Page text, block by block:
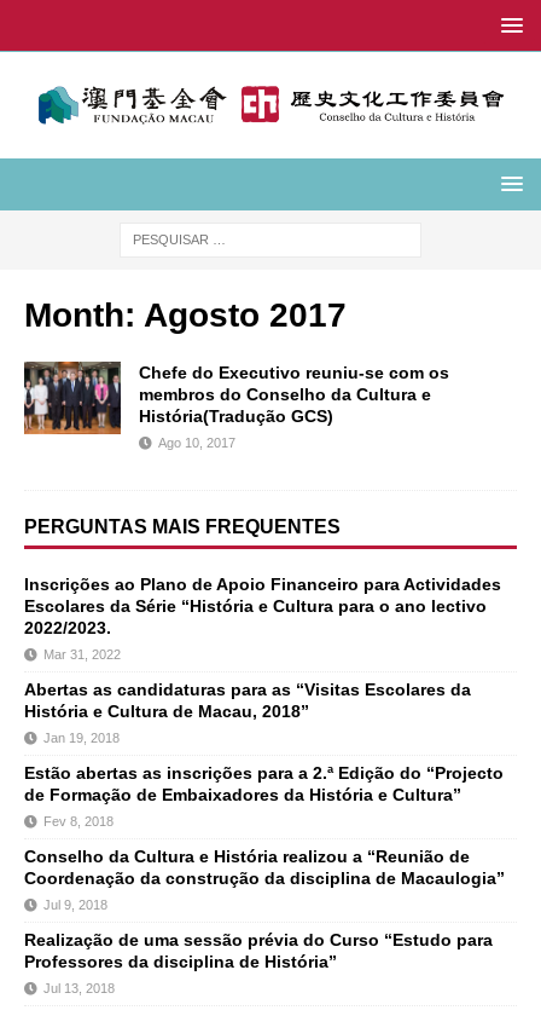
Month: Agosto 2017
Chefe do Executivo reuniu-se com os
membros do Conselho da Cultura e
História(Tradução GCS)
Ago 10, 2017
PERGUNTAS MAIS FREQUENTES
Inscrições ao Plano de Apoio Financeiro para Actividades
Escolares da Série “História e Cultura para o ano lectivo
2022/2023.
Mar 31, 2022
Abertas as candidaturas para as “Visitas Escolares da
História e Cultura de Macau, 2018”
Jan 19, 2018
Estão abertas as inscrições para a 2.ª Edição do “Projecto
de Formação de Embaixadores da História e Cultura”
Fev 8, 2018
Conselho da Cultura e História realizou a “Reunião de
Coordenação da construção da disciplina de Macaulogia”
Jul 9, 2018
Realização de uma sessão prévia do Curso “Estudo para
Professores da disciplina de História”
Jul 13, 2018